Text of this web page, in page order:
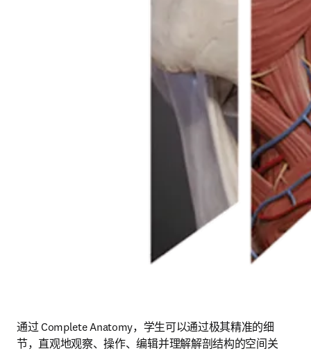
通过 Complete Anatomy，学生可以通过极其精准的细
节，直观地观察、操作、编辑并理解解剖结构的空间关